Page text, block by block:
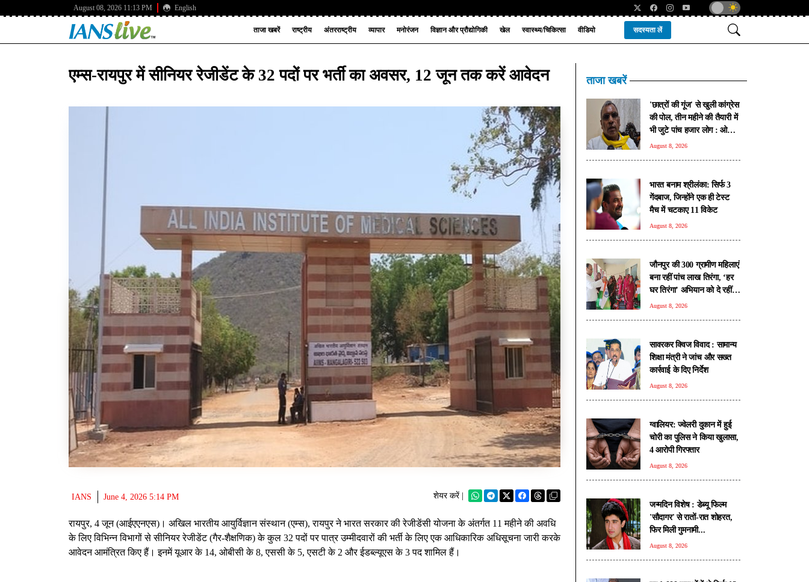
August 08, 2026 11:13 PM English
ताजा खबरें राष्ट्रीय अंतरराष्ट्रीय व्यापार मनोरंजन विज्ञान और प्रौद्योगिकी खेल स्वास्थ्य/चिकित्सा वीडियो सदस्यता लें
एम्स-रायपुर में सीनियर रेजीडेंट के 32 पदों पर भर्ती का अवसर, 12 जून तक करें आवेदन
IANS June 4, 2026 5:14 PM शेयर करें |
रायपुर, 4 जून (आईएएनएस)। अखिल भारतीय आयुर्विज्ञान संस्थान (एम्स), रायपुर ने भारत सरकार की रेजीडेंसी योजना के अंतर्गत 11 महीने की अवधि
के लिए विभिन्न विभागों से सीनियर रेजीडेंट (गैर-शैक्षणिक) के कुल 32 पदों पर पात्र उम्मीदवारों की भर्ती के लिए एक आधिकारिक अधिसूचना जारी करके
आवेदन आमंत्रित किए हैं। इनमें यूआर के 14, ओबीसी के 8, एससी के 5, एसटी के 2 और ईडब्ल्यूएस के 3 पद शामिल हैं।
ताजा खबरें
'छात्रों की गूंज' से खुली कांग्रेस
की पोल, तीन महीने की तैयारी में
भी जुटे पांच हजार लोग : ओपी
राजभर
August 8, 2026
भारत बनाम श्रीलंका: सिर्फ 3
गेंदबाज, जिन्होंने एक ही टेस्ट
मैच में चटकाए 11 विकेट
August 8, 2026
जौनपुर की 300 ग्रामीण महिलाएं
बना रहीं पांच लाख तिरंगा, ‘हर
घर तिरंगा’ अभियान को दे रहीं
नई रफ्तार
August 8, 2026
सावरकर क्विज विवाद : सामान्य
शिक्षा मंत्री ने जांच और सख्त
कार्रवाई के दिए निर्देश
August 8, 2026
ग्वालियर: ज्वेलरी दुकान में हुई
चोरी का पुलिस ने किया खुलासा,
4 आरोपी गिरफ्तार
August 8, 2026
जन्मदिन विशेष : डेब्यू फिल्म
'सौदागर' से रातों-रात शोहरत,
फिर मिली गुमनामी...
August 8, 2026